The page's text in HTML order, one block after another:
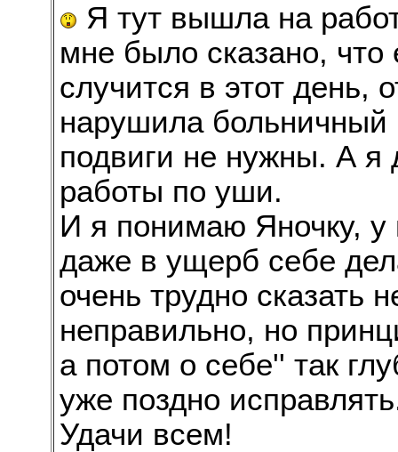
Я тут вышла на
мне было сказано, что
случится в этот день,
нарушила
подвиги не нужны. А я
работы по уши.
И я понимаю Яночку, у
даже в ущерб себе
очень трудно сказать
неправильно, но
а потом о себе'' так
уже поздно
Удачи всем!